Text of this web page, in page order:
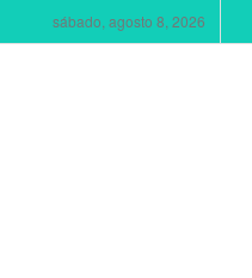
sábado, agosto 8, 2026